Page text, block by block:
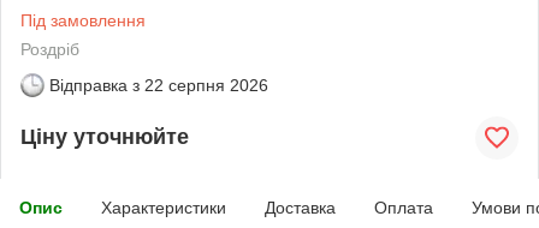
Під замовлення
Роздріб
Відправка з 22 серпня 2026
Ціну уточнюйте
Опис Характеристики Доставка Оплата Умови